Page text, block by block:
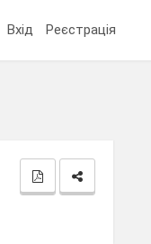
Вхід Реєстрація